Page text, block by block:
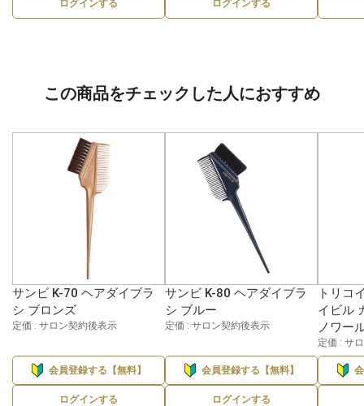
ログインする ログインする
この商品をチェックした人におすすめ
サンビ K-70 ヘアダイブラ
シ ブロンズ
定価 : サロン契約後表示
会員登録する【無料】
ログインする
サンビ K-80 ヘアダイブラ
シ ブルー
定価 : サロン契約後表示
会員登録する【無料】
ログインする
トリコ
イビル
ノワー
定価 : サ